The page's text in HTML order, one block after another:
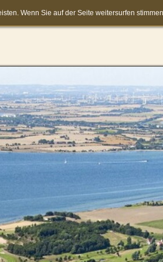
Wenn Sie auf der Seite weitersurfen